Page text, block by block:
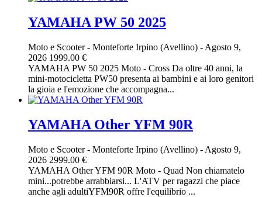
YAMAHA PW 50 2025
Moto e Scooter- Monteforte Irpino (Avellino) - Agosto 9,
2026 1999.00 €
YAMAHA PW 50 2025 Moto - Cross Da oltre 40 anni, la
mini-motocicletta PW50 presenta ai bambini e ai loro genitori
la gioia e l'emozione che accompagna...
YAMAHA Other YFM 90R
Moto e Scooter- Monteforte Irpino (Avellino) - Agosto 9,
2026 2999.00 €
YAMAHA Other YFM 90R Moto - Quad Non chiamatelo
mini...potrebbe arrabbiarsi... L'ATV per ragazzi che piace
anche agli adultiYFM90R offre l'equilibrio ...